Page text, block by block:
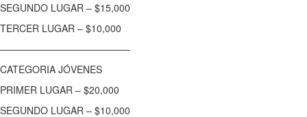
SEGUNDO LUGAR – $15,000
TERCER LUGAR – $10,000
—————————————–
CATEGORIA JÓVENES
PRIMER LUGAR – $20,000
SEGUNDO LUGAR – $10,000